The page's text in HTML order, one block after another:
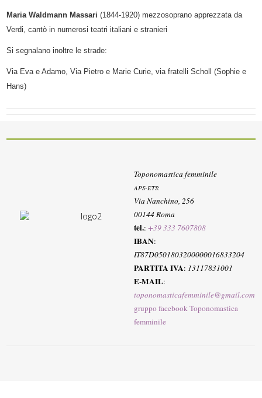
Maria Waldmann Massari (1844-1920) mezzosoprano apprezzata da
Verdi, cantò in numerosi teatri italiani e stranieri
Si segnalano inoltre le strade:
Via Eva e Adamo, Via Pietro e Marie Curie, via fratelli Scholl (Sophie e
Hans)
Toponomastica femminile
APS-ETS:
Via Nanchino, 256
00144 Roma
tel.:+39 333 7607808
IBAN:
IT87D0501803200000016833204
PARTITA IVA: 13117831001
E-MAIL:
toponomasticafemminile@gmail.com
gruppo facebook Toponomastica
femminile